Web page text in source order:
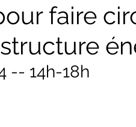
faire
-- 14h-18h